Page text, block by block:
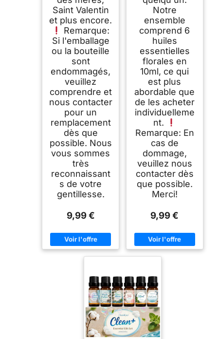
Saint Valentin
et plus encore.
Remarque:
Si l'emballage
ou la bouteille
sont
endommagés,
veuillez
comprendre et
nous contacter
pour un
remplacement
dès que
possible. Nous
vous sommes
très
reconnaissant
s de votre
gentillesse.
9,99 €
Notre
ensemble
comprend 6
huiles
essentielles
florales en
10ml, ce qui
est plus
abordable que
de les acheter
individuelleme
nt.
Remarque: En
cas de
dommage,
veuillez nous
contacter dès
que possible.
Merci!
9,99 €